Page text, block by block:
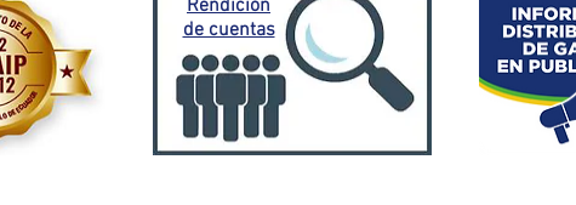
Rendición
de cuentas